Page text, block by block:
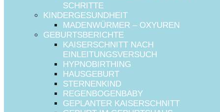
SCHRITTE
KINDERGESUNDHEIT
MADENWÜRMER – OXYUREN
GEBURTSBERICHTE
KAISERSCHNITT NACH
EINLEITUNGSVERSUCH
HYPNOBIRTHING
HAUSGEBURT
STERNENKIND
REGENBOGENBABY
GEPLANTER KAISERSCHNITT
du bereits mit Toxoplasmose infiziert bist.
Ist das der Fall, musst du dir in der Regel keine Sorgen
machen. Dein Baby ist durch deine Antikörper
ausreichend geschützt.
Ist dein Toxoplasmose Titer negativ, hast du dich selbst
noch nicht mit Toxoplasmose angesteckt und du solltest
in der Schwangerschaft besonders vorsichtig sein. Im